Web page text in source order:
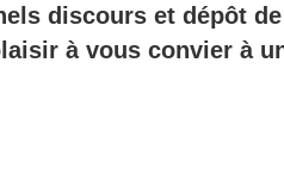
discours et dépôt
à vous convier à